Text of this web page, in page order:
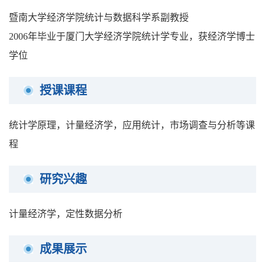
暨南大学经济学院统计与数据科学系副教授
2006年毕业于厦门大学经济学院统计学专业，获经济学博士
学位
授课课程
统计学原理，计量经济学，应用统计，市场调查与分析等课
程
研究兴趣
计量经济学，定性数据分析
成果展示